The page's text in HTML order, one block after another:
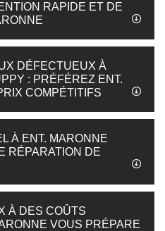
RAPIDE ET DE
DÉFECTUEUX À
: PRÉFÉREZ ENT.
COMPÉTITIFS
À ENT. MARONNE
RÉPARATION DE
À DES COÛTS
VOUS PRÉPARE